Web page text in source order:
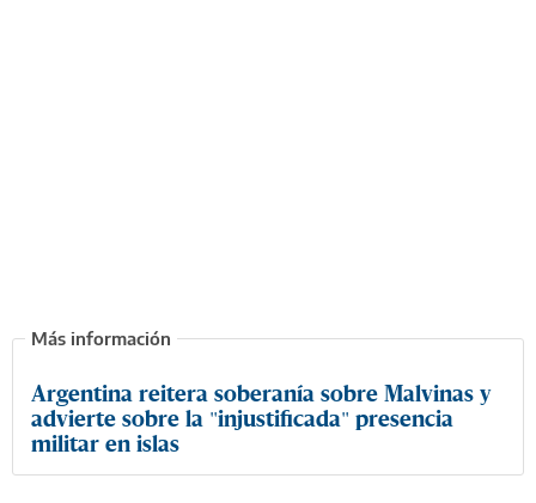
Argentina reitera soberanía sobre Malvinas y
advierte sobre la "injustificada" presencia
militar en islas